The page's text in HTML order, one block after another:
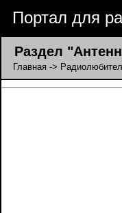
Портал для
Раздел
Главная ->